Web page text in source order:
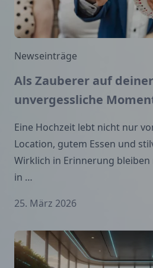
Newseinträge
Als Zauberer auf
unvergessliche
Eine Hochzeit lebt nicht nur
Location, gutem Essen und
Wirklich in Erinnerung
in …
25. März 2026